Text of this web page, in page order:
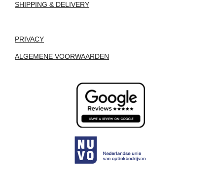
SHIPPING & DELIVERY
PRIVACY
ALGEMENE VOORWAARDEN